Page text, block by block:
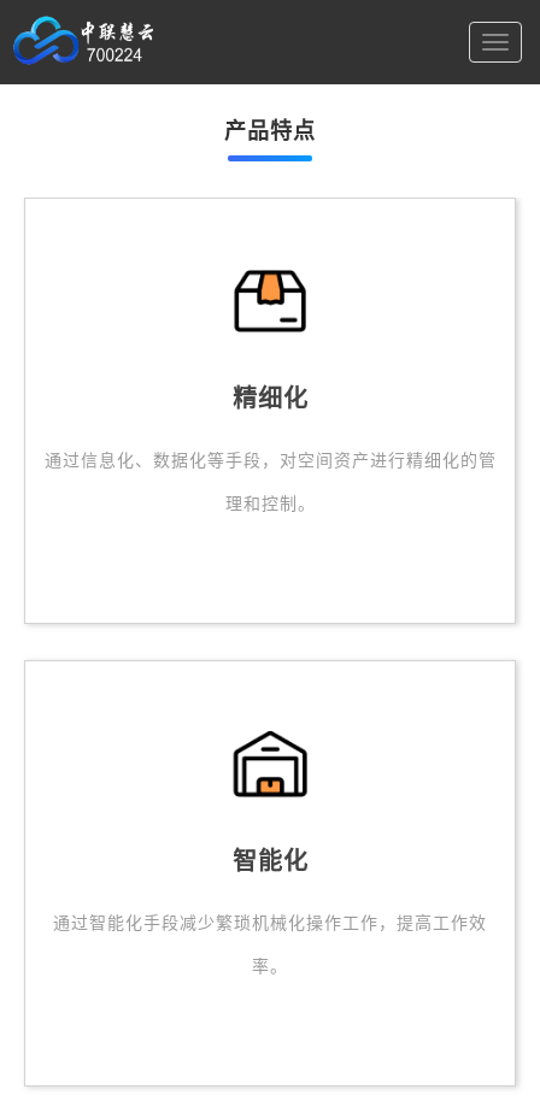
切
产品特点
精细化
通过信息化、数据化等手段，对空间资产进行精细化的管
理和控制。
智能化
通过智能化手段减少繁琐机械化操作工作，提高工作效
率。